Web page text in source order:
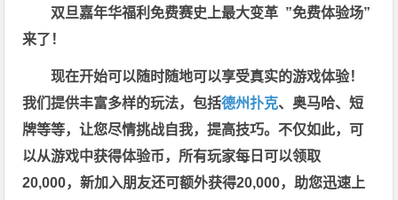
双旦嘉年华福利免费赛史上最大变革 ”免费体验场”
来了！
现在开始可以随时随地可以享受真实的游戏体验！
我们提供丰富多样的玩法，包括德州扑克、奥马哈、短
牌等等，让您尽情挑战自我，提高技巧。不仅如此， 可
以从游戏中获得体验币，所有玩家每日可以领取
20,000，新加入朋友还可额外获得20,000，助您迅速上